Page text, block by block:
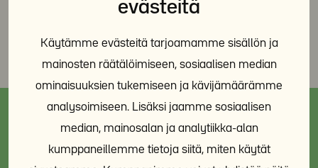
evästeitä
Käytämme evästeitä tarjoamamme sisällön ja
mainosten räätälöimiseen, sosiaalisen median
ominaisuuksien tukemiseen ja kävijämäärämme
analysoimiseen. Lisäksi jaamme sosiaalisen
median, mainosalan ja analytiikka-alan
kumppaneillemme tietoja siitä, miten käytät
Tapahtumat